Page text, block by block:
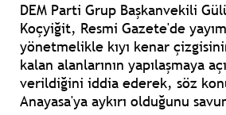
DEM Parti Grup Başkanvekili
Koçyiğit, Resmi Gazete'de
yönetmelikle kıyı kenar
kalan alanlarının yapılaşmaya
verildiğini iddia ederek, söz
Anayasa'ya aykırı olduğunu